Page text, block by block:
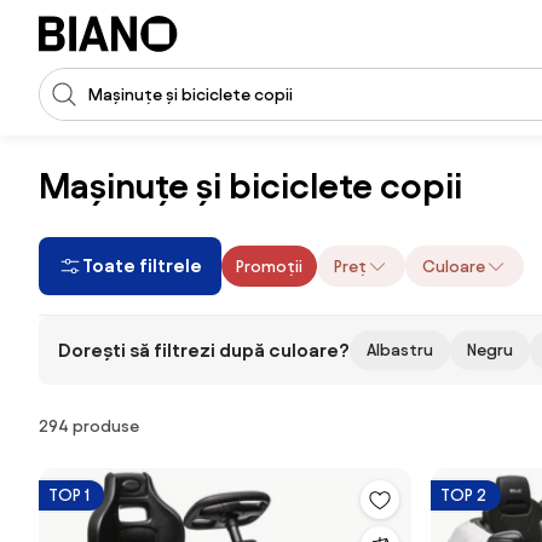
Sari peste navigare, accesează conținutul
Introducerea căutării
Mașinuțe și biciclete copii
Toate filtrele Promoții Preț Culoare
Dorești să filtrezi după culoare? Albastru Negru
Produse
294 produse
TOP 1 TOP 2